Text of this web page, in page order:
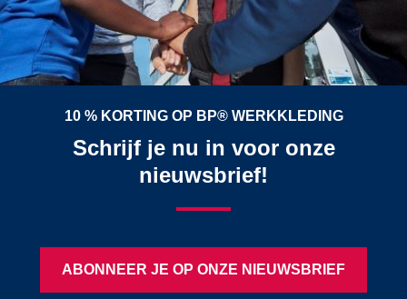
10 % KORTING OP BP® WERKKLEDING
Schrijf je nu in voor onze
nieuwsbrief!
ABONNEER JE OP ONZE NIEUWSBRIEF